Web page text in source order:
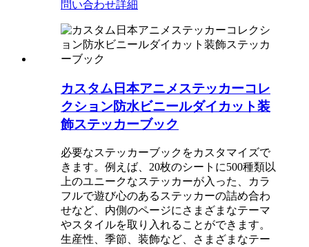
問い合わせ詳細
カスタム日本アニメステッカーコレ
クション防水ビニールダイカット装
飾ステッカーブック
必要なステッカーブックをカスタマイズで
きます。例えば、20枚のシートに500種類以
上のユニークなステッカーが入った、カラ
フルで遊び心のあるステッカーの詰め合わ
せなど、内側のページにさまざまなテーマ
やスタイルを取り入れることができます。
生産性、季節、装飾など、さまざまなテー